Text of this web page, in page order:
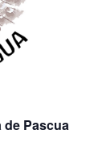
Pascua